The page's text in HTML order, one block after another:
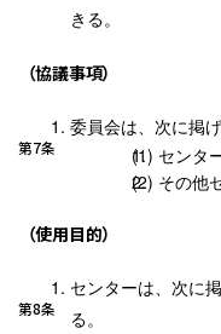
きる。
（協議事項）
第7条
委員会は、次に掲
センタ
その他
（使用目的）
第8条
センターは、次に
る。